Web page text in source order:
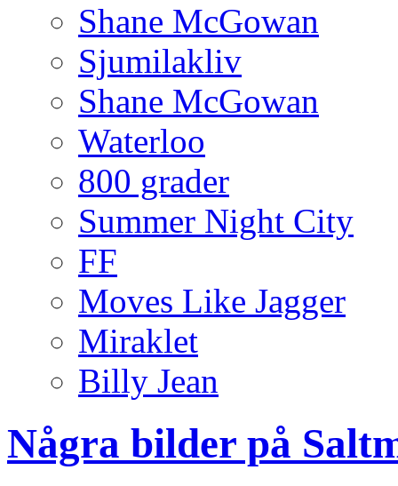
Shane McGowan
Sjumilakliv
Shane McGowan
Waterloo
800 grader
Summer Night City
FF
Moves Like Jagger
Miraklet
Billy Jean
Några bilder på